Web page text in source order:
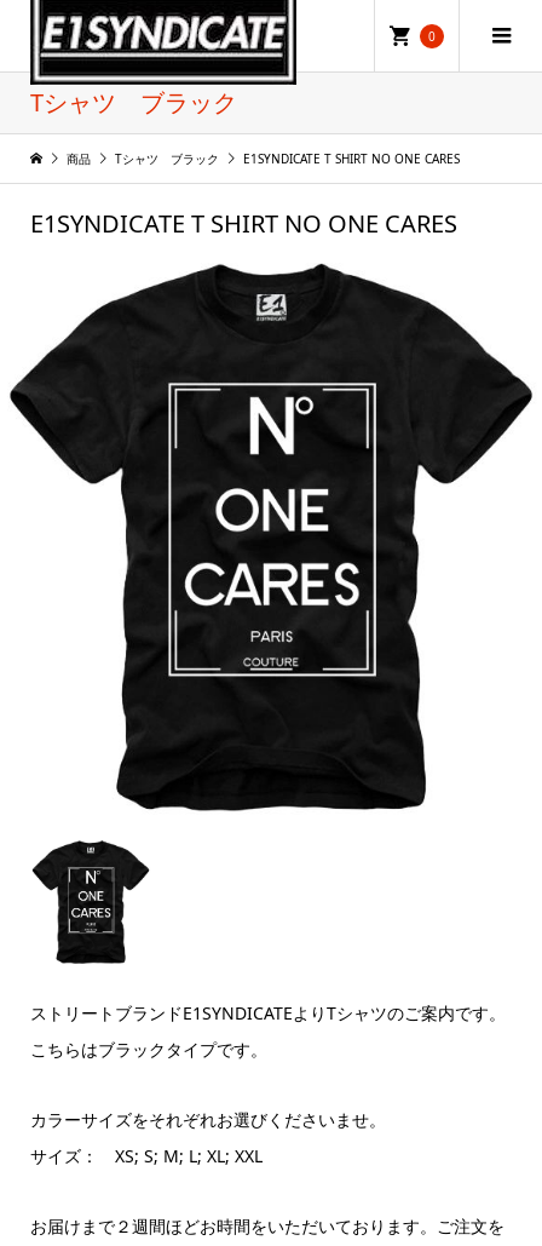
0
Tシャツ ブラック
商品 Tシャツ ブラック E1SYNDICATE T SHIRT NO ONE CARES
E1SYNDICATE T SHIRT NO ONE CARES
ストリートブランドE1SYNDICATEよりTシャツのご案内です。
こちらはブラックタイプです。
カラーサイズをそれぞれお選びくださいませ。
サイズ： XS; S; M; L; XL; XXL
お届けまで２週間ほどお時間をいただいております。ご注文を